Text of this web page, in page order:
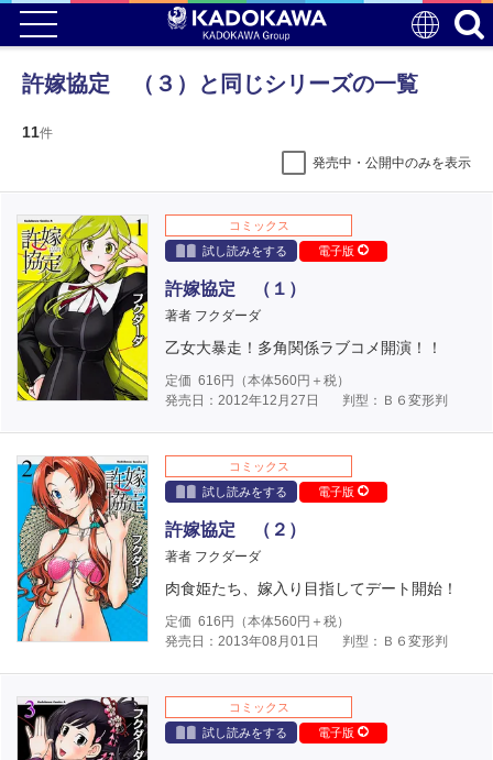
許嫁協定 （３）と同じシリーズの一覧
11件
発売中・公開中のみを表示
コミックス
試し読みをする
電子版
許嫁協定 （１）
著者 フクダーダ
乙女大暴走！多角関係ラブコメ開演！！
定価 616 円（本体560円＋税）
発売日：2012年12月27日
判型：Ｂ６変形判
コミックス
試し読みをする
電子版
許嫁協定 （２）
著者 フクダーダ
肉食姫たち、嫁入り目指してデート開始！
定価 616 円（本体560円＋税）
発売日：2013年08月01日
判型：Ｂ６変形判
コミックス
試し読みをする
電子版